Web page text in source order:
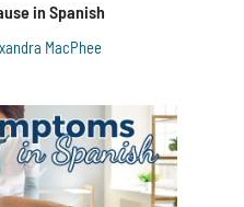
in Spanish
MacPhee